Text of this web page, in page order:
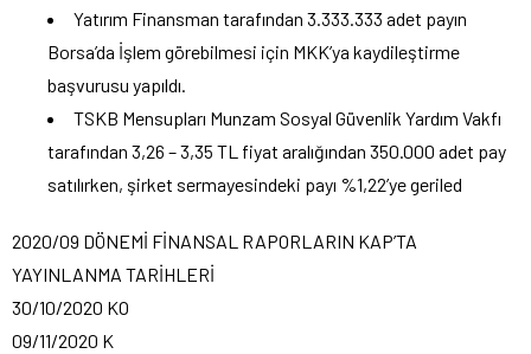
Yatırım Finansman tarafından 3.333.333 adet payın
Borsa’da İşlem görebilmesi için MKK’ya kaydileştirme
başvurusu yapıldı.
TSKB Mensupları Munzam Sosyal Güvenlik Yardım Vakfı
tarafından 3,26 – 3,35 TL fiyat aralığından 350.000 adet pay
satılırken, şirket sermayesindeki payı %1,22’ye geriled
2020/09 DÖNEMİ FİNANSAL RAPORLARIN KAP’TA
YAYINLANMA TARİHLERİ
30/10/2020 KO
09/11/2020 K